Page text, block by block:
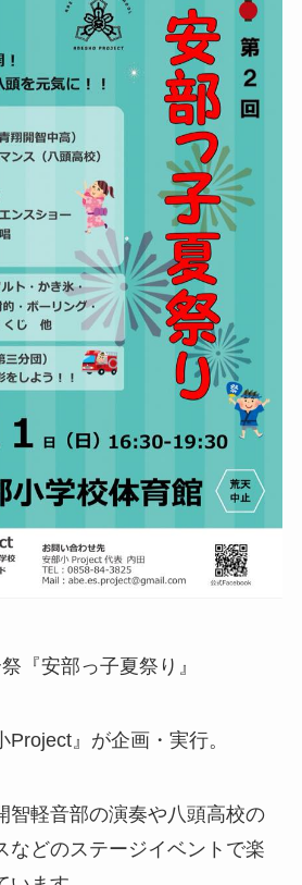
『安部っ子夏祭り』
』が企画・実行。
智軽音部の演奏や八頭高校の
などのステージイベントで楽